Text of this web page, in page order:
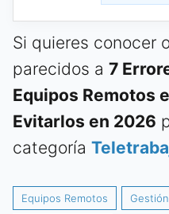
Si quieres conocer
parecidos a 7
Equipos Remotos
Evitarlos en 2026
categoría
Equipos Remotos